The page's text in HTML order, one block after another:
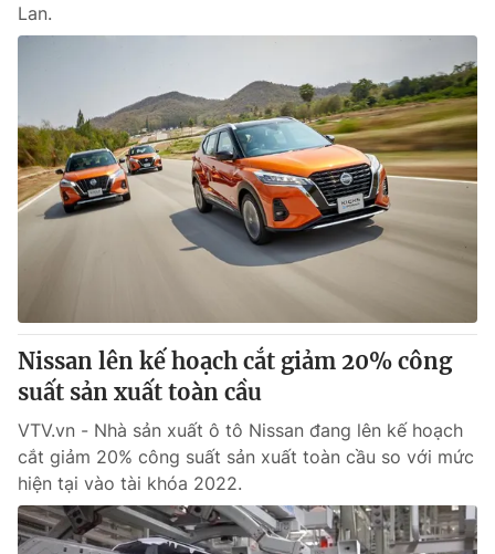
Lan.
Nissan lên kế hoạch cắt giảm 20% công
suất sản xuất toàn cầu
VTV.vn - Nhà sản xuất ô tô Nissan đang lên kế hoạch
cắt giảm 20% công suất sản xuất toàn cầu so với mức
hiện tại vào tài khóa 2022.